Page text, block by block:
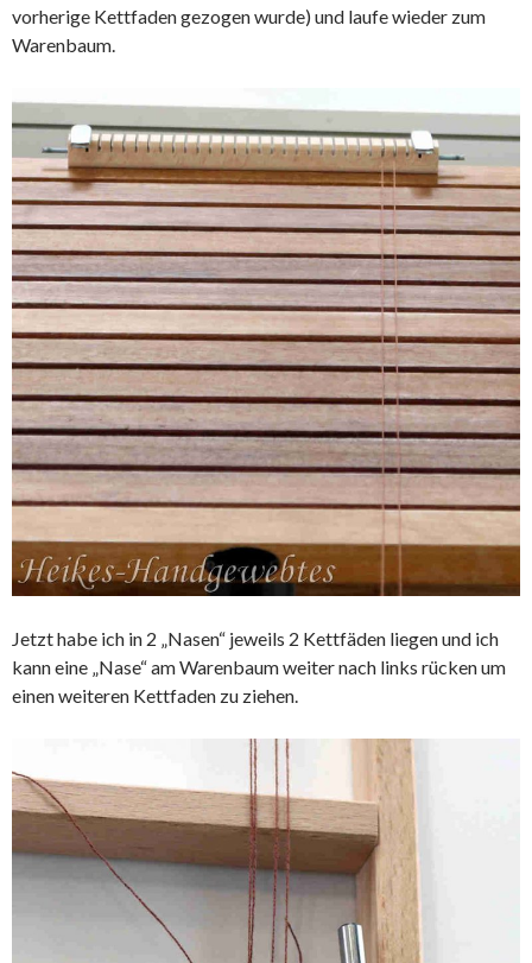
vorherige Kettfaden gezogen wurde) und laufe wieder zum
Warenbaum.
Jetzt habe ich in 2 „Nasen“ jeweils 2 Kettfäden liegen und ich
kann eine „Nase“ am Warenbaum weiter nach links rücken um
einen weiteren Kettfaden zu ziehen.